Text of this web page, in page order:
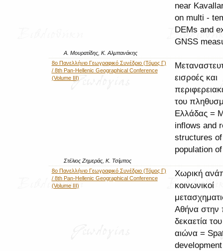
near
on multi -
DEMs and
GNSS
Α. Μουρατίδης, Κ. Αλμπανάκης
8ο Πανελλήνιο Γεωγραφικό Συνέδριο (Τόμος Γ)
/ 8th Pan-Hellenic Geographical Conference
(Volume III)
εισροές και
του
Ελλάδας =
inflows and
structures
population
Στέλιος Ζημεράς, Κ. Τσίμπος
8ο Πανελλήνιο Γεωγραφικό Συνέδριο (Τόμος Γ)
/ 8th Pan-Hellenic Geographical Conference
(Volume III)
Χωρική
κοινωνικοί
Αθήνα στην
δεκαετία
αιώνα =